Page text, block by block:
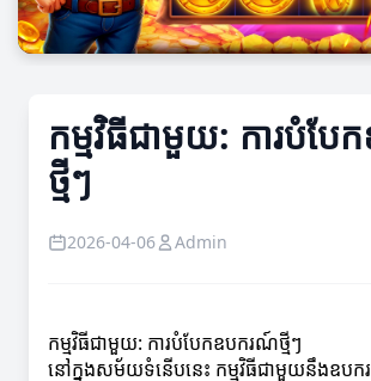
កម្មវិធីជាមួយ: ការបំប
ថ្មីៗ
2026-04-06 Admin
កម្មវិធីជាមួយ: ការបំបែកឧបករណ៍ថ្មីៗ
នៅក្នុងសម័យទំនើបនេះ កម្មវិធីជាមួយនឹងឧបក